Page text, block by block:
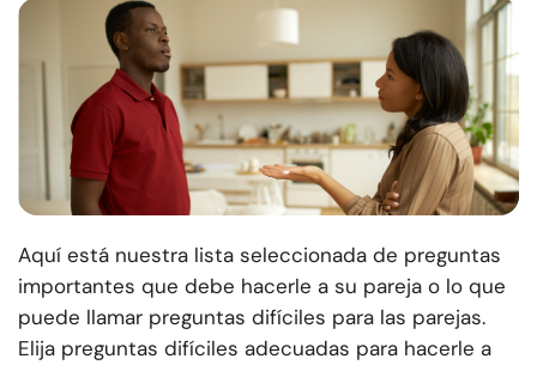
Aquí está nuestra lista seleccionada de preguntas
importantes que debe hacerle a su pareja o lo que
puede llamar preguntas difíciles para las parejas.
Elija preguntas difíciles adecuadas para hacerle a